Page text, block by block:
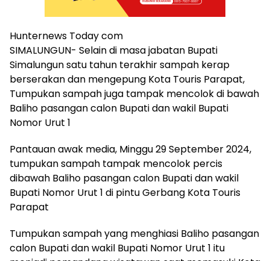
Hunternews Today com
SIMALUNGUN- Selain di masa jabatan Bupati
Simalungun satu tahun terakhir sampah kerap
berserakan dan mengepung Kota Touris Parapat,
Tumpukan sampah juga tampak mencolok di bawah
Baliho pasangan calon Bupati dan wakil Bupati
Nomor Urut 1
Pantauan awak media, Minggu 29 September 2024,
tumpukan sampah tampak mencolok percis
dibawah Baliho pasangan calon Bupati dan wakil
Bupati Nomor Urut 1 di pintu Gerbang Kota Touris
Parapat
Tumpukan sampah yang menghiasi Baliho pasangan
calon Bupati dan wakil Bupati Nomor Urut 1 itu